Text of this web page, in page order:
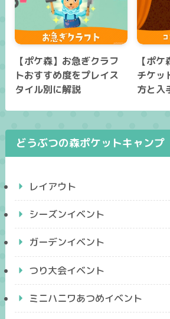
【ポケ森】お急ぎクラフ
トおすすめ度をプレイス
タイル別に解説
【ポ
チケッ
方と入
どうぶつの森ポケットキャンプ
レイアウト
シーズンイベント
ガーデンイベント
つり大会イベント
ミニハニワあつめイベント